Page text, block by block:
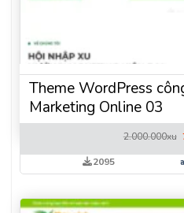
Theme WordPress
Marketing Online 03
2.000.000xu
2095